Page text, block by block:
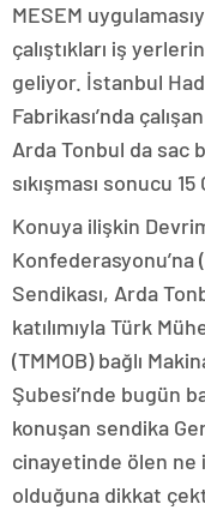
MESEM
çalıştıkları iş
geliyor. İstanbul
Fabrikası’nda
Arda Tonbul da sac
sıkışması sonucu
Konuya ilişkin
Konfederasyonu’na
Sendikası, Arda
katılımıyla Türk
(TMMOB) bağlı
Şubesi’nde bugün
konuşan sendika
cinayetinde ölen ne
olduğuna dikkat